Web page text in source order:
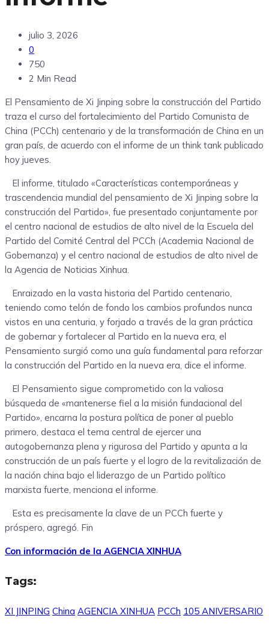
julio 3, 2026
0
750
2 Min Read
El Pensamiento de Xi Jinping sobre la construcción del Partido
traza el curso del fortalecimiento del Partido Comunista de
China (PCCh) centenario y de la transformación de China en un
gran país, de acuerdo con el informe de un think tank publicado
hoy jueves.
El informe, titulado «Características contemporáneas y
trascendencia mundial del pensamiento de Xi Jinping sobre la
construcción del Partido», fue presentado conjuntamente por
el centro nacional de estudios de alto nivel de la Escuela del
Partido del Comité Central del PCCh (Academia Nacional de
Gobernanza) y el centro nacional de estudios de alto nivel de
la Agencia de Noticias Xinhua.
Enraizado en la vasta historia del Partido centenario,
teniendo como telón de fondo los cambios profundos nunca
vistos en una centuria, y forjado a través de la gran práctica
de gobernar y fortalecer al Partido en la nueva era, el
Pensamiento surgió como una guía fundamental para reforzar
la construcción del Partido en la nueva era, dice el informe.
El Pensamiento sigue comprometido con la valiosa
búsqueda de «mantenerse fiel a la misión fundacional del
Partido», encarna la postura política de poner al pueblo
primero, destaca el tema central de ejercer una
autogobernanza plena y rigurosa del Partido y apunta a la
construcción de un país fuerte y el logro de la revitalización de
la nación china bajo el liderazgo de un Partido político
marxista fuerte, menciona el informe.
Esta es precisamente la clave de un PCCh fuerte y
próspero, agregó. Fin
Con información de la AGENCIA XINHUA
Tags:
XI JINPING China AGENCIA XINHUA PCCh 105 ANIVERSARIO